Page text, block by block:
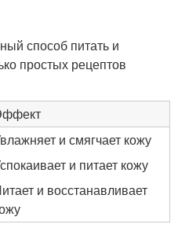
способ питать и
простых рецептов
и смягчает кожу
и питает кожу
и восстанавливает